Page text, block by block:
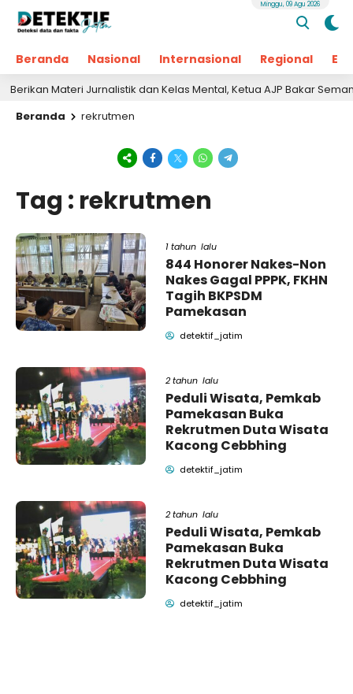
Beranda Nasional Internasional Regional
Minggu, 09 Agu 2026
Materi Jurnalistik dan Kelas Mental, Ketua AJP Bakar Semangat
Beranda
rekrutmen
Tag : rekrutmen
1 tahun lalu
844 Honorer Nakes-Non
Nakes Gagal PPPK, FKHN
Tagih BKPSDM
Pamekasan
detektif_jatim
2 tahun lalu
Peduli Wisata, Pemkab
Pamekasan Buka
Rekrutmen Duta Wisata
Kacong Cebbhing
detektif_jatim
2 tahun lalu
Peduli Wisata, Pemkab
Pamekasan Buka
Rekrutmen Duta Wisata
Kacong Cebbhing
detektif_jatim